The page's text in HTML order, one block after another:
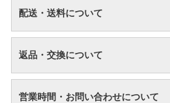
配送・送料について
返品・交換について
営業時間・お問い合わせについて